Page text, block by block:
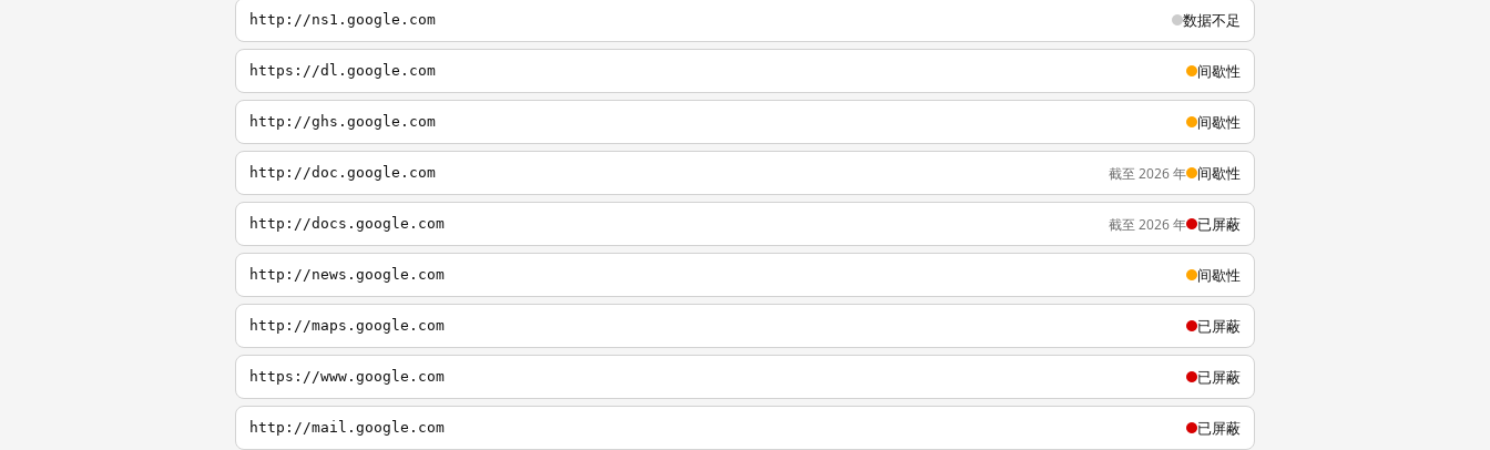
http://ns1.google.com 数据不足
https://dl.google.com 间歇性
http://ghs.google.com 间歇性
http://doc.google.com 截至 2026 年 间歇性
http://docs.google.com 截至 2026 年 已屏蔽
http://news.google.com 间歇性
http://maps.google.com 已屏蔽
https://www.google.com 已屏蔽
http://mail.google.com 已屏蔽